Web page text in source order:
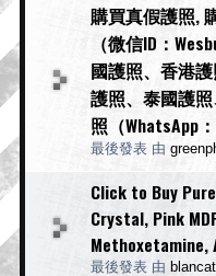
購買真假護照,
（微信ID：
國護照、香港
護照、泰國護
照（WhatsApp
最後發表 由
Click to Buy
Crystal, Pink
Methoxetamine,
最後發表 由